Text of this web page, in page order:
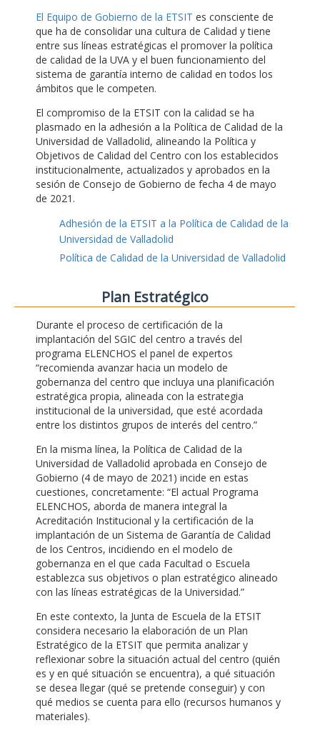
El Equipo de Gobierno de la ETSIT es consciente de
que ha de consolidar una cultura de Calidad y tiene
entre sus líneas estratégicas el promover la política
de calidad de la UVA y el buen funcionamiento del
sistema de garantía interno de calidad en todos los
ámbitos que le competen.
El compromiso de la ETSIT con la calidad se ha
plasmado en la adhesión a la Política de Calidad de la
Universidad de Valladolid, alineando la Política y
Objetivos de Calidad del Centro con los establecidos
institucionalmente, actualizados y aprobados en la
sesión de Consejo de Gobierno de fecha 4 de mayo
de 2021.
Adhesión de la ETSIT a la Política de Calidad de la
Universidad de Valladolid
Política de Calidad de la Universidad de Valladolid
Plan Estratégico
Durante el proceso de certificación de la
implantación del SGIC del centro a través del
programa ELENCHOS el panel de expertos
“recomienda avanzar hacia un modelo de
gobernanza del centro que incluya una planificación
estratégica propia, alineada con la estrategia
institucional de la universidad, que esté acordada
entre los distintos grupos de interés del centro.”
En la misma línea, la Política de Calidad de la
Universidad de Valladolid aprobada en Consejo de
Gobierno (4 de mayo de 2021) incide en estas
cuestiones, concretamente: “El actual Programa
ELENCHOS, aborda de manera integral la
Acreditación Institucional y la certificación de la
implantación de un Sistema de Garantía de Calidad
de los Centros, incidiendo en el modelo de
gobernanza en el que cada Facultad o Escuela
establezca sus objetivos o plan estratégico alineado
con las líneas estratégicas de la Universidad.”
En este contexto, la Junta de Escuela de la ETSIT
considera necesario la elaboración de un Plan
Estratégico de la ETSIT que permita analizar y
reflexionar sobre la situación actual del centro (quién
es y en qué situación se encuentra), a qué situación
se desea llegar (qué se pretende conseguir) y con
qué medios se cuenta para ello (recursos humanos y
materiales).